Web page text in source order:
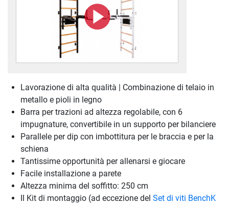
Lavorazione di alta qualità | Combinazione di telaio in
metallo e pioli in legno
Barra per trazioni ad altezza regolabile, con 6
impugnature, convertibile in un supporto per bilanciere
Parallele per dip con imbottitura per le braccia e per la
schiena
Tantissime opportunità per allenarsi e giocare
Facile installazione a parete
Altezza minima del soffitto: 250 cm
Il Kit di montaggio (ad eccezione del Set di viti BenchK